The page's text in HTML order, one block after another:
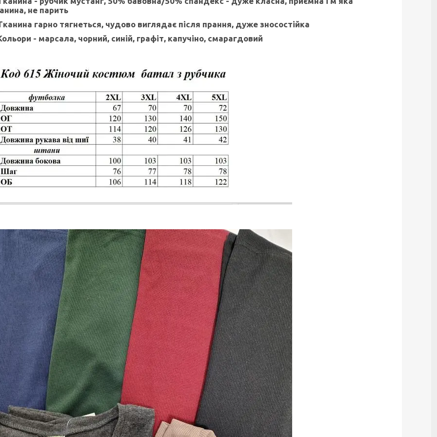
не парить
гарно тягнеться, чудово виглядає після прання, дуже зносостійка
- марсала, чорний, синій, графіт, капучіно, смарагдовий